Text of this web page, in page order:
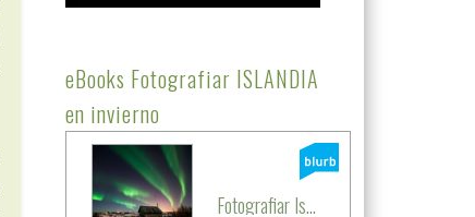
eBooks Fotografiar ISLANDIA
en invierno
Fotografiar Is...